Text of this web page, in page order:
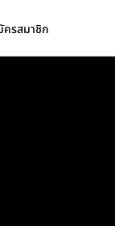
ครสมาชิก